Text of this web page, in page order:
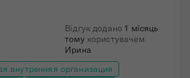
Відгук додано1 місяць
томукористувачем
Ирина
внутренняя организация